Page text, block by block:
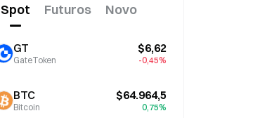
Spot Futuros Novo
GT
GateToken
$6,62
-0,45%
BTC
Bitcoin
$64.964,5
0,75%